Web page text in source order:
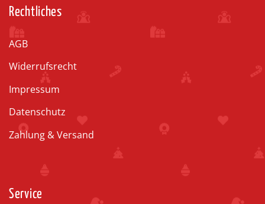
Rechtliches
AGB
Widerrufsrecht
Impressum
Datenschutz
Zahlung & Versand
Service